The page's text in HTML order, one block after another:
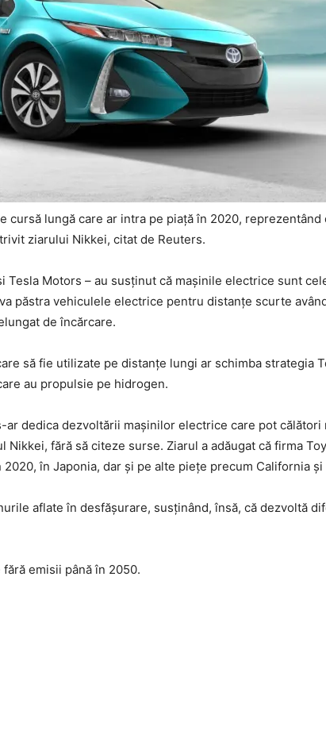
cursă lungă care ar intra pe piaţă în 2020, reprezentând
ziarului Nikkei, citat de Reuters.
Tesla Motors – au susţinut că maşinile electrice sunt
păstra vehiculele electrice pentru distanţe scurte
de încărcare.
să fie utilizate pe distanţe lungi ar schimba strategia
au propulsie pe hidrogen.
ar dedica dezvoltării maşinilor electrice care pot
fără să citeze surse. Ziarul a adăugat că firma
în Japonia, dar şi pe alte pieţe precum California şi
aflate în desfăşurare, susţinând, însă, că dezvoltă
emisii până în 2050.